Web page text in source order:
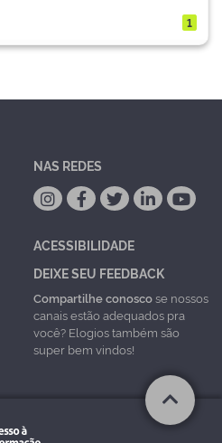
1
NAS REDES
ACESSIBILIDADE
DEIXE SEU FEEDBACK
Compartilhe conoscose nossos
canais estão adequados pra
você? Elogios também são
super bem vindos!